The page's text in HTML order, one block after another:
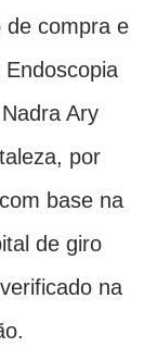
de compra e
Ary
por
base na
de giro
na